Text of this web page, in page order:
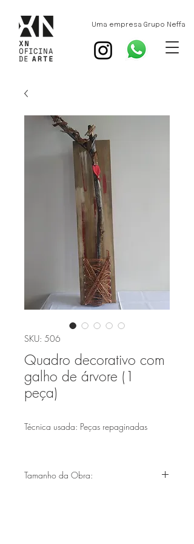
Uma empresa Grupo Neffa
SKU: 506
Quadro decorativo com
galho de árvore (1
peça)
Técnica usada: Peças repaginadas
Tamanho da Obra: